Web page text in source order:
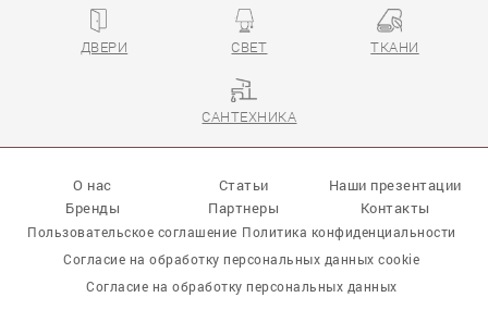
ДВЕРИ СВЕТ ТКАНИ
САНТЕХНИКА
О нас Статьи
Наши презентации
Бренды
Партнеры Контакты
Пользовательское соглашение Политика конфиденциальности
Согласие на обработку персональных данных cookie
Согласие на обработку персональных данных